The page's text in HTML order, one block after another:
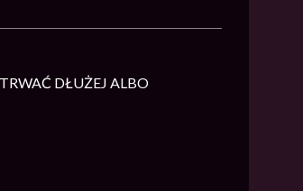
DŁUŻEJ ALBO